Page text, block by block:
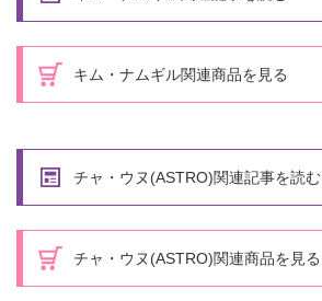
キム・ナムギル関連商品を見る
チャ・ウヌ(ASTRO)関連記事を読む
チャ・ウヌ(ASTRO)関連商品を見る